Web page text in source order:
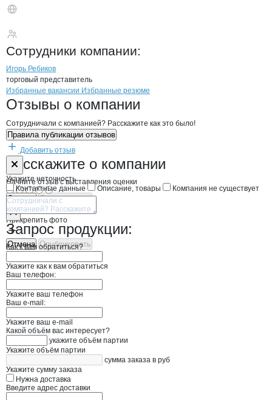
Сотрудники компании:
Игорь Ребиков
торговый представитель
Брендыкомпани МагаданМоре
Вакансии вМагаданМоре
Избранные вакансии Избранные резюме
Новости oМагаданМоре, ООО
Отзывы о компании
Сотрудничали с компанией? Расскажите как это было!
Правила публикации отзывов
Добавить отзыв
Расскажите о компании
Начните отзыв с выставления оценки
Прикрепить фото
Отмена Опубликовать
Форма обратной связи о неточностях
Укажите неточность
Контактные данные
Описание, товары Компания не существует
Отмена Опубликовать
Запрос продукции:
Как к вам обратиться?
Укажите как к вам обратиться
Ваш телефон:
Укажите ваш телефон
Ваш e-mail:
Укажите ваш e-mail
Какой объём вас интересует?
укажите объём партии
Укажите объём партии
сумма заказа в руб
Укажите сумму заказа
Нужна доставка
Введите адрес доставки